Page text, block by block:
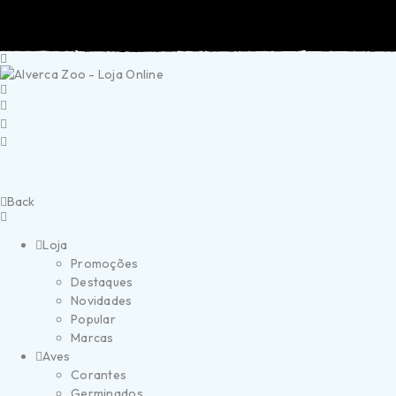
Back
Loja
Promoções
Destaques
Novidades
Popular
Marcas
Aves
Corantes